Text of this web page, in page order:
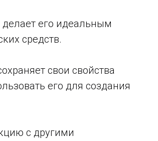
делает его идеальным
средств.
свои свойства
его для создания
с другими